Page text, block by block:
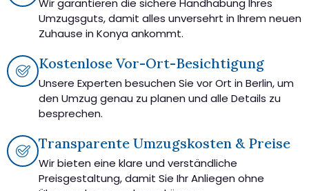
Umzugsguts, damit alles unversehrt in Ihrem neuen
Zuhause in Konya ankommt.
Kostenlose Vor-Ort-Besichtigung
Unsere Experten besuchen Sie vor Ort in Berlin, um
den Umzug genau zu planen und alle Details zu
besprechen.
Transparente Umzugskosten & Preise
Wir bieten eine klare und verständliche
Preisgestaltung, damit Sie Ihr Anliegen ohne